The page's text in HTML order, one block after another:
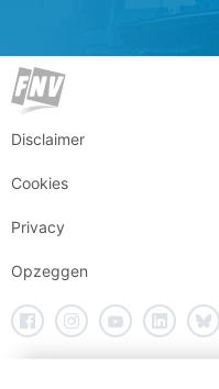
Disclaimer
Cookies
Privacy
Opzeggen